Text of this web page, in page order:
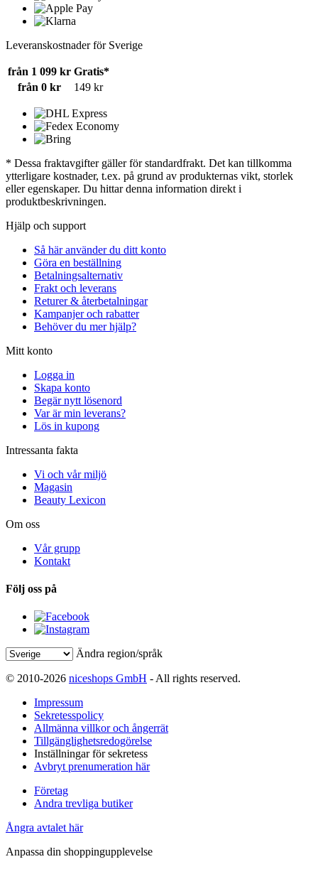
Leveranskostnader för Sverige
från 1 099 kr Gratis*
från 0 kr
149 kr
* Dessa fraktavgifter gäller för standardfrakt. Det kan tillkomma
ytterligare kostnader, t.ex. på grund av produkternas vikt, storlek
eller egenskaper. Du hittar denna information direkt i
produktbeskrivningen.
Hjälp och support
Så här använder du ditt konto
Göra en beställning
Betalningsalternativ
Frakt och leverans
Returer & återbetalningar
Kampanjer och rabatter
Behöver du mer hjälp?
Mitt konto
Logga in
Skapa konto
Begär nytt lösenord
Var är min leverans?
Lös in kupong
Intressanta fakta
Vi och vår miljö
Magasin
Beauty Lexicon
Om oss
Vår grupp
Kontakt
Följ oss på
Ändra region/språk
© 2010-2026 niceshops GmbH - All rights reserved.
Impressum
Sekretesspolicy
Allmänna villkor och ångerrät
Tillgänglighetsredogörelse
Inställningar för sekretess
Avbryt prenumeration här
Företag
Andra trevliga butiker
Ångra avtalet här
Anpassa din shoppingupplevelse